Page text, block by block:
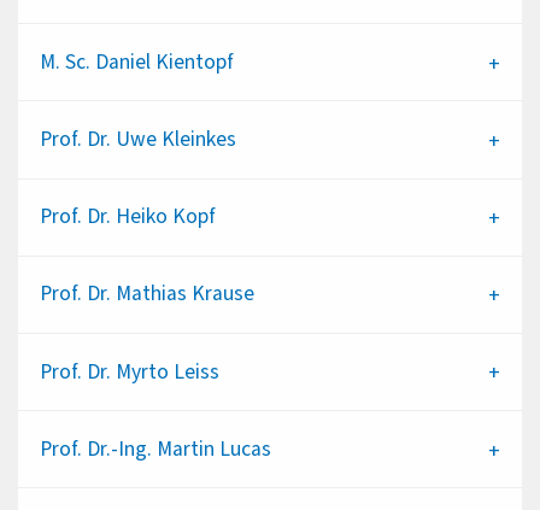
M. Sc. Daniel Kientopf
Prof. Dr. Uwe Kleinkes
Prof. Dr. Heiko Kopf
Prof. Dr. Mathias Krause
Prof. Dr. Myrto Leiss
Prof. Dr.-Ing. Martin Lucas